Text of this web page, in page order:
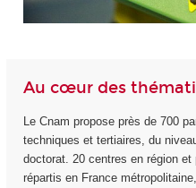
Au cœur des
Le Cnam propose près de 700
techniques et tertiaires, du
doctorat. 20 centres en région et
répartis en France